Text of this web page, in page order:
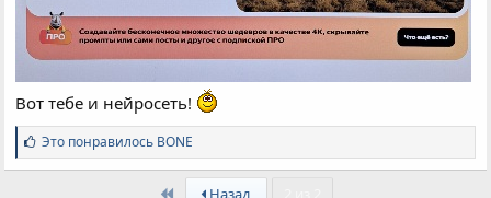
Вот тебе и нейросеть!
С
и
м
Это понравилось BONE
First Назад